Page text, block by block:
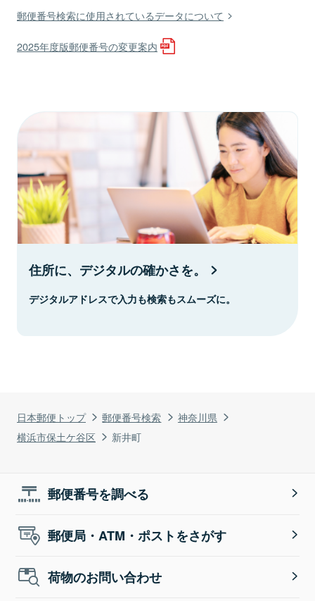
日本郵便トップ 郵便番号検索
神奈川県
横浜市保土ケ谷区
新井町
郵便番号検索に使用されているデータについて
2025年度版郵便番号の変更案内
住所に、デジタルの確かさを。
デジタルアドレスで入力も検索もスムーズに。
郵便番号を調べる
郵便局・ATM・ポストをさがす
荷物のお問い合わせ